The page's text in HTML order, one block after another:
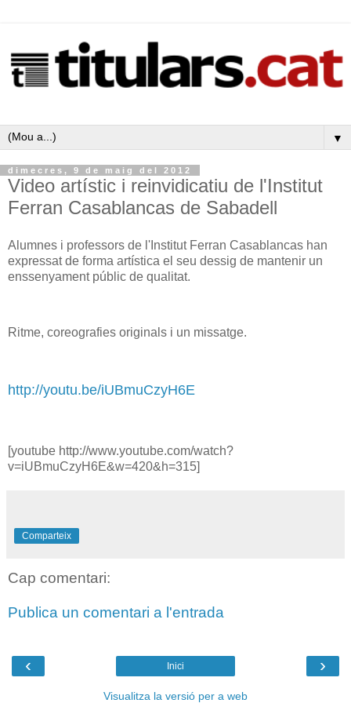
▼
dimecres, 9 de maig del 2012
Video artístic i reinvidicatiu de l'Institut
Ferran Casablancas de Sabadell
Alumnes i professors de l'Institut Ferran Casablancas han
expressat de forma artística el seu dessig de mantenir un
enssenyament públic de qualitat.
Ritme, coreografies originals i un missatge.
http://youtu.be/iUBmuCzyH6E
[youtube http://www.youtube.com/watch?
v=iUBmuCzyH6E&w=420&h=315]
Comparteix
Cap comentari:
Publica un comentari a l'entrada
‹ ›
Inici
Visualitza la versió per a web